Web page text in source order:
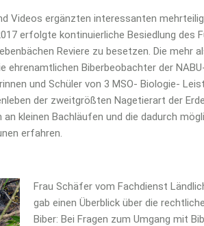
Videos ergänzten interessanten
erfolgte kontinuierliche Besiedlung des
Reviere zu besetzen. Die mehr
ehrenamtlichen Biberbeobachter der
und Schüler von 3 MSO- Biologie-
der zweitgrößten Nagetierart der
an kleinen Bachläufen und die dadurch
erfahren.
Frau Schäfer vom Fachdienst
gab einen Überblick über die
Biber: Bei Fragen zum Umgang mit